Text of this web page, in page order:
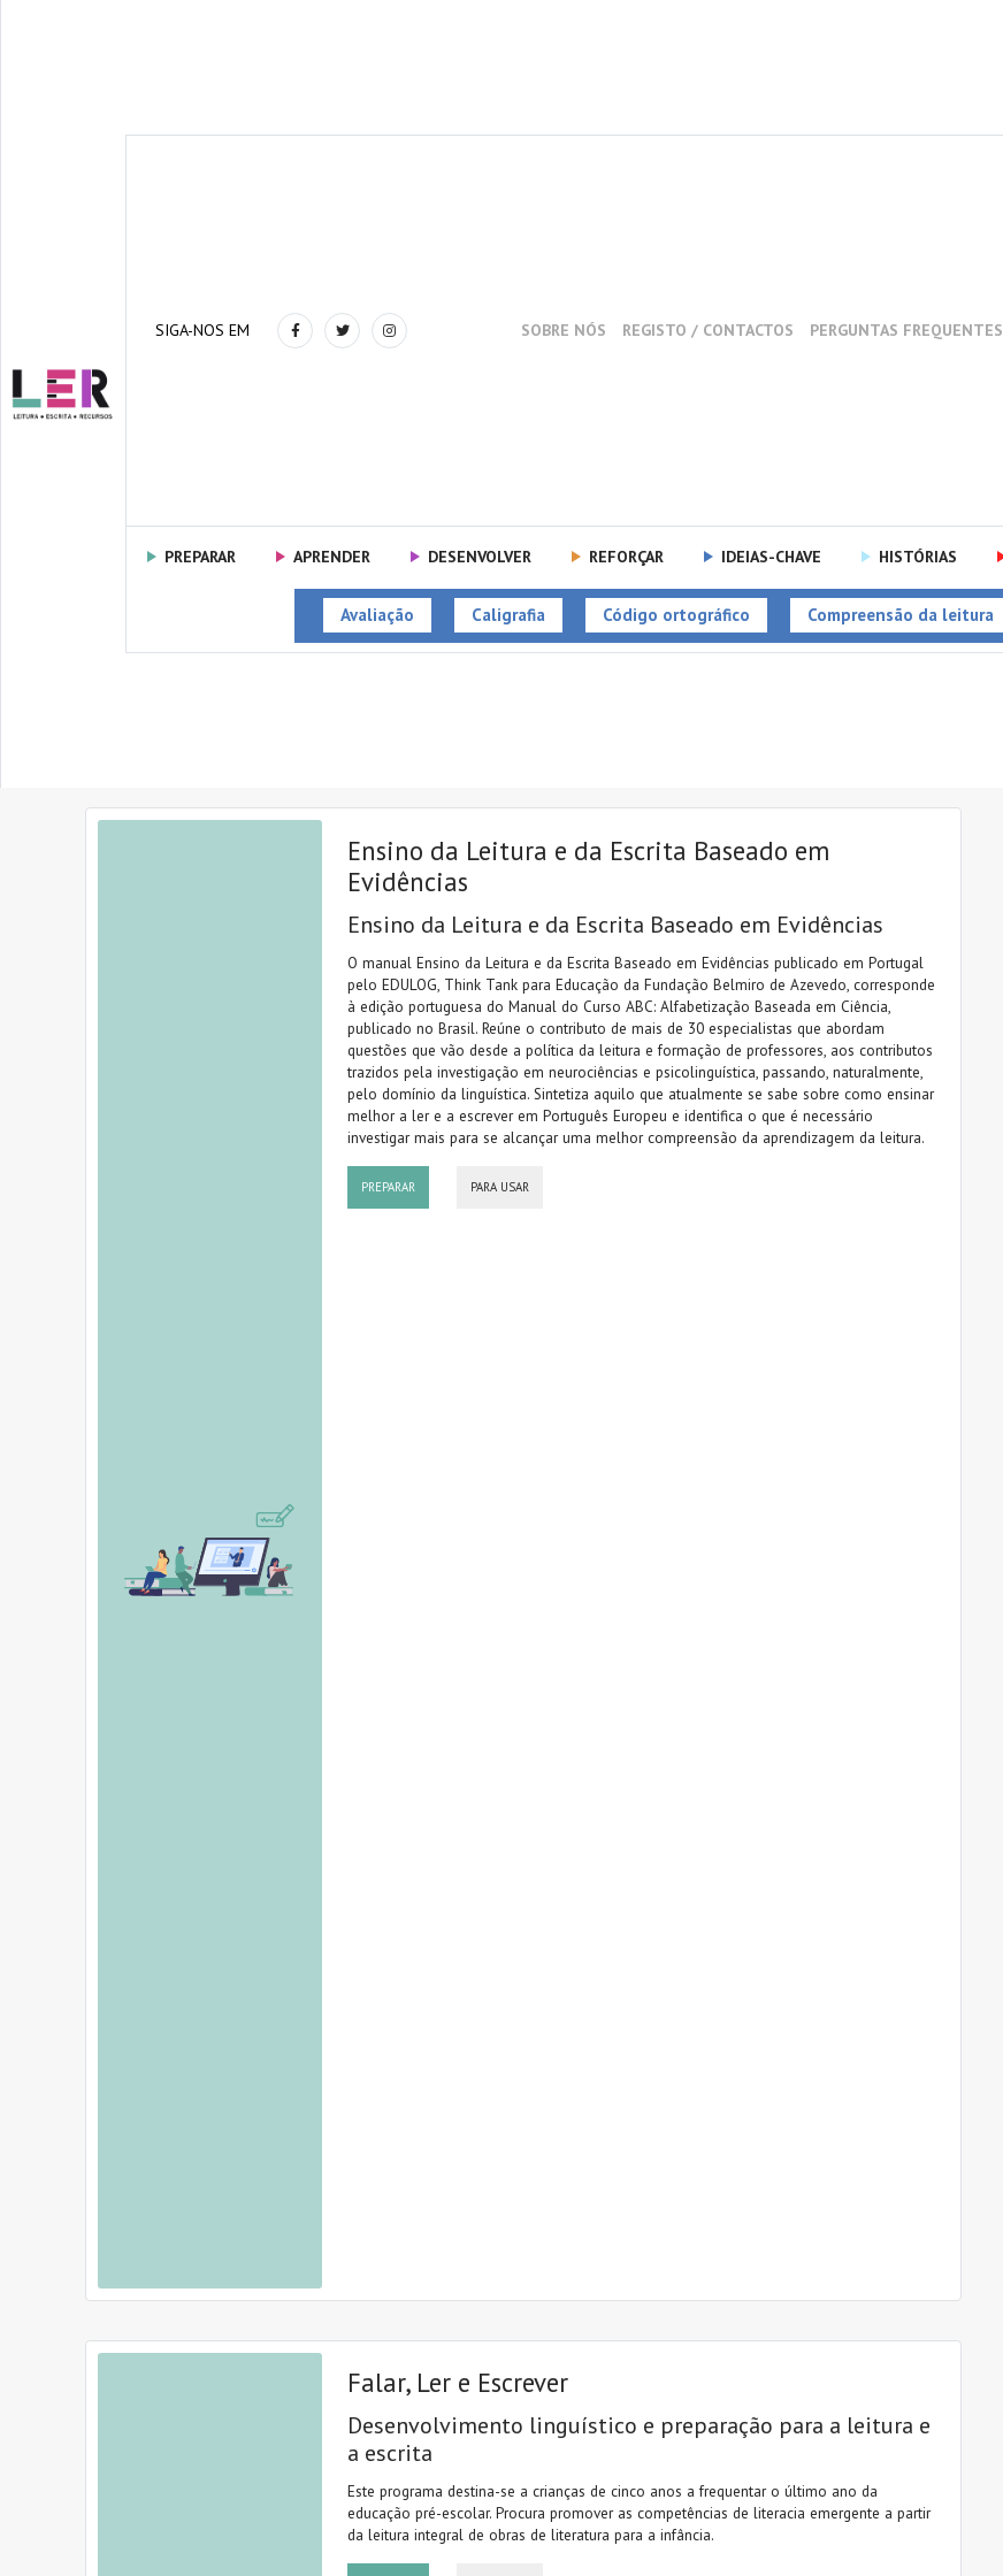
PREPARAR APRENDER DESENVOLVER REFORÇAR IDEIAS-CHAVE HISTÓRIAS
Avaliação Caligrafia Código ortográfico Compreensão da leitura
SIGA-NOS EM SOBRE NÓS REGISTO / CONTACTOS PERGUNTAS FREQUENTES
Ensino da Leitura e da Escrita Baseado em
Evidências
Ensino da Leitura e da Escrita Baseado em Evidências
O manual Ensino da Leitura e da Escrita Baseado em Evidências publicado em Portugal
pelo EDULOG, Think Tank para Educação da Fundação Belmiro de Azevedo, corresponde
à edição portuguesa do Manual do Curso ABC: Alfabetização Baseada em Ciência,
publicado no Brasil. Reúne o contributo de mais de 30 especialistas que abordam
questões que vão desde a política da leitura e formação de professores, aos contributos
trazidos pela investigação em neurociências e psicolinguística, passando, naturalmente,
pelo domínio da linguística. Sintetiza aquilo que atualmente se sabe sobre como ensinar
melhor a ler e a escrever em Português Europeu e identifica o que é necessário
investigar mais para se alcançar uma melhor compreensão da aprendizagem da leitura.
PREPARAR PARA USAR
Falar, Ler e Escrever
Desenvolvimento linguístico e preparação para a leitura e
a escrita
Este programa destina-se a crianças de cinco anos a frequentar o último ano da
educação pré-escolar. Procura promover as competências de literacia emergente a partir
da leitura integral de obras de literatura para a infância.